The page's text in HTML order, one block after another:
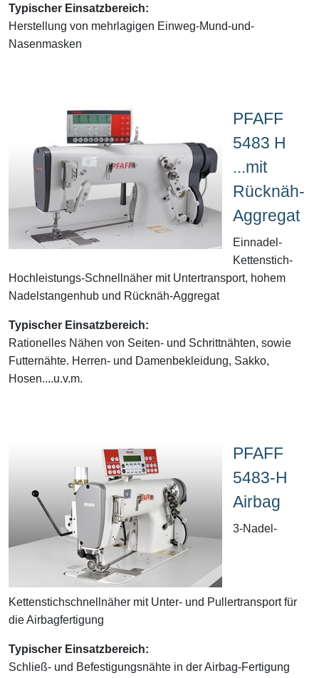
Typischer Einsatzbereich:
Herstellung von mehrlagigen Einweg-Mund-und-
Nasenmasken
PFAFF
5483 H
...mit
Rücknäh-
Aggregat
Einnadel-
Kettenstich-
Hochleistungs-Schnellnäher mit Untertransport, hohem
Nadelstangenhub und Rücknäh-Aggregat
Typischer Einsatzbereich:
Rationelles Nähen von Seiten- und Schrittnähten, sowie
Futternähte. Herren- und Damenbekleidung, Sakko,
Hosen....u.v.m.
PFAFF
5483-H
Airbag
3-Nadel-
Kettenstichschnellnäher mit Unter- und Pullertransport für
die Airbagfertigung
Typischer Einsatzbereich:
Schließ- und Befestigungsnähte in der Airbag-Fertigung